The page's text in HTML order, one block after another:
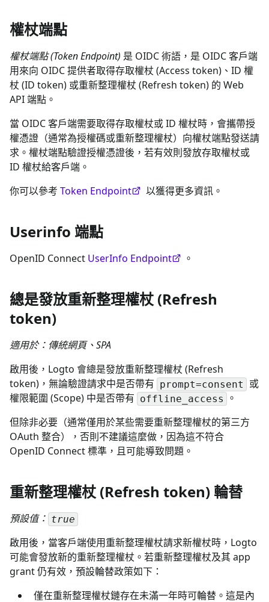
權杖端點
權杖端點 (Token Endpoint) 是 OIDC 術語，是 OIDC 客戶端
用來向 OIDC 提供者取得存取權杖 (Access token)、ID 權
杖 (ID token) 或重新整理權杖 (Refresh token) 的 Web
API 端點。
當 OIDC 客戶端需要取得存取權杖或 ID 權杖時，會攜帶授
權憑證（通常為授權碼或重新整理權杖）向權杖端點發送請
求。權杖端點驗證授權憑證後，若有效則發放存取權杖或
ID 權杖給客戶端。
你可以參考 Token Endpoint 以獲得更多資訊。
Userinfo 端點
OpenID Connect UserInfo Endpoint 。
總是發放重新整理權杖 (Refresh
token)
適用於：傳統網頁、SPA
啟用後，Logto 會總是發放重新整理權杖 (Refresh
token)，無論驗證請求中是否帶有 prompt=consent
或
權限範圍 (Scope) 中是否帶有 offline_access
。
但除非必要（通常僅用於某些需要重新整理權杖的第三方
OAuth 整合），否則不建議這麼做，因為這不符合
OpenID Connect 標準，且可能導致問題。
重新整理權杖 (Refresh token) 輪替
預設值： true
啟用後，當客戶端使用重新整理權杖請求新權杖時，Logto
可能會發放新的重新整理權杖。若重新整理權杖及其 app
grant 仍有效，預設輪替政策如下：
僅在重新整理權杖鏈存在未滿一年時可輪替。這是內